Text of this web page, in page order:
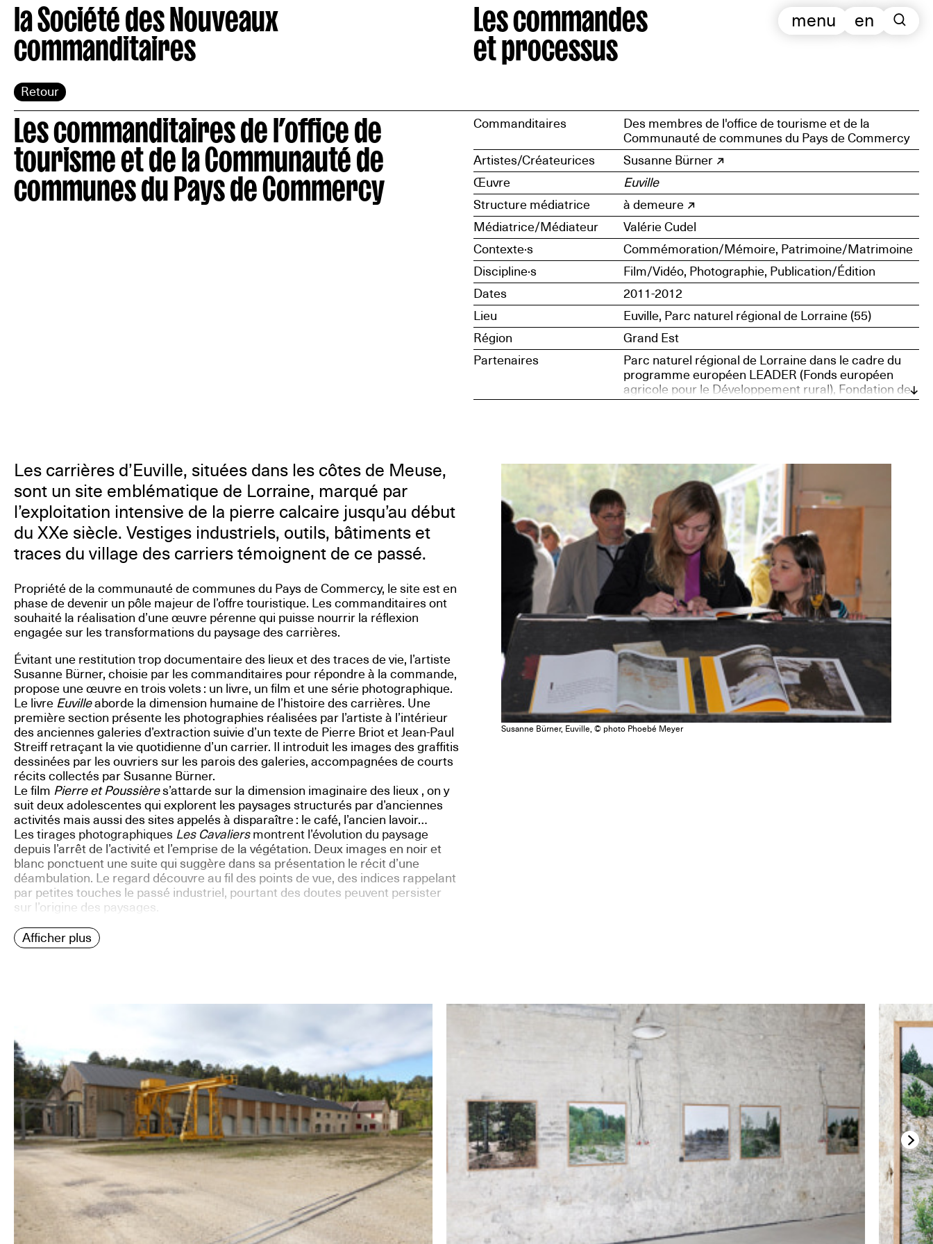
la Société des Nouveaux
commanditaires
Retour
Les commandes
et processus
en
menu
Les commanditaires de l’office de
tourisme et de la Communauté de
communes du Pays de Commercy
Commanditaires
Des membres de l'office de tourisme et de la
Communauté de communes du Pays de Commercy
Artistes/Créateurices
Susanne Bürner
Œuvre
Euville
Structure médiatrice
à demeure
Médiatrice/Médiateur
Valérie Cudel
Contexte·s
Commémoration/Mémoire, Patrimoine/Matrimoine
Discipline·s
Film/Vidéo, Photographie, Publication/Édition
Dates
2011-2012
Lieu
Euville, Parc naturel régional de Lorraine (55)
Région
Grand Est
Partenaires
Parc naturel régional de Lorraine dans le cadre du
programme européen LEADER (Fonds européen
agricole pour le Développement rural), Fondation de
France, DRAC Lorraine, Région Lorraine,
Les carrières d’Euville, situées dans les côtes de Meuse,
sont un site emblématique de Lorraine, marqué par
l’exploitation intensive de la pierre calcaire jusqu’au début
du XXe siècle. Vestiges industriels, outils, bâtiments et
traces du village des carriers témoignent de ce passé.
Propriété de la communauté de communes du Pays de Commercy, le site est en
phase de devenir un pôle majeur de l’offre touristique. Les commanditaires ont
souhaité la réalisation d’une œuvre pérenne qui puisse nourrir la réflexion
engagée sur les transformations du paysage des carrières.
Évitant une restitution trop documentaire des lieux et des traces de vie, l’artiste
Susanne Bürner, choisie par les commanditaires pour répondre à la commande,
propose une œuvre en trois volets : un livre, un film et une série photographique.
Le livre Euvilleaborde la dimension humaine de l’histoire des carrières. Une
première section présente les photographies réalisées par l’artiste à l’intérieur
des anciennes galeries d’extraction suivie d’un texte de Pierre Briot et Jean-Paul
Streiff retraçant la vie quotidienne d’un carrier. Il introduit les images des graffitis
dessinées par les ouvriers sur les parois des galeries, accompagnées de courts
récits collectés par Susanne Bürner.
Le film Pierre et Poussières’attarde sur la dimension imaginaire des lieux , on y
suit deux adolescentes qui explorent les paysages structurés par d’anciennes
activités mais aussi des sites appelés à disparaître : le café, l’ancien lavoir…
Les tirages photographiques Les Cavaliersmontrent l’évolution du paysage
depuis l’arrêt de l’activité et l’emprise de la végétation. Deux images en noir et
blanc ponctuent une suite qui suggère dans sa présentation le récit d’une
déambulation. Le regard découvre au fil des points de vue, des indices rappelant
par petites touches le passé industriel, pourtant des doutes peuvent persister
sur l’origine des paysages.
Afficher plus
Susanne Bürner, Euville, © photo Phoebé Meyer